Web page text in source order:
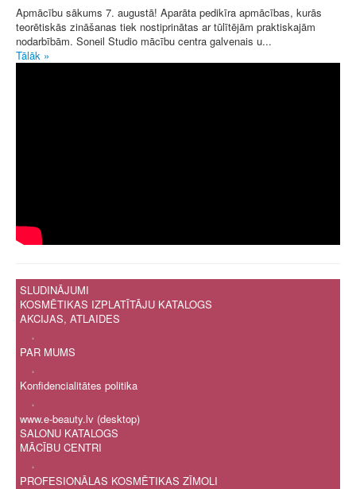
Apmācību sākums 7. augustā! Aparāta pedikīra apmācības, kurās
teorētiskās zināšanas tiek nostiprinātas ar tūlītējām praktiskajām
nodarbībām. Soneil Studio mācību centra galvenais u...
Tālāk »
SLUDINĀJUMI
KOSMĒTIKAS IZPLATĪTĀJU KATALOGS
AKCIJAS, ATLAIDES
.
PAR MUMS
.
Konfidencialitātes politika
.
www.e-beauty.lv (desktop)
SALONU KATALOGS
MĀCĪBU CENTRI
.
PROFESIONĀLAS KOSMĒTIKAS ZĪMOLI